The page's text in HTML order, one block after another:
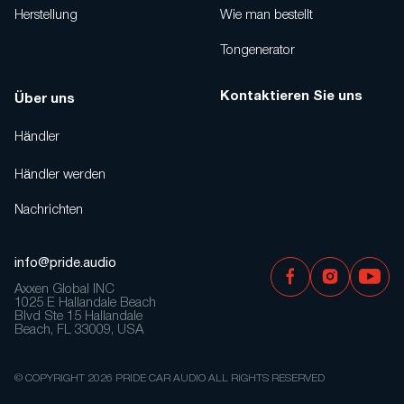
Herstellung Wie man bestellt
Tongenerator
Über uns
Händler
Händler werden
Nachrichten
Kontaktieren Sie uns
© COPYRIGHT 2026 PRIDE CAR AUDIO ALL RIGHTS RESERVED
info@pride.audio
Axxen Global INC
1025 E Hallandale Beach
Blvd Ste 15 Hallandale
Beach, FL 33009, USA